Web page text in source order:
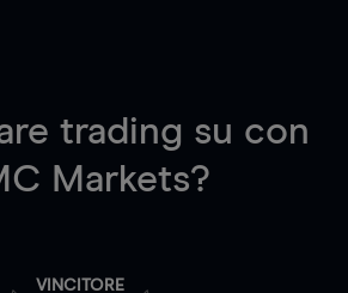
trading su con
Markets?
VINCITORE